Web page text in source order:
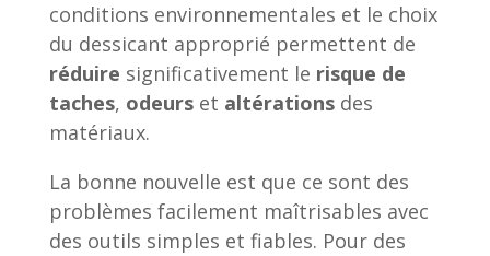
conditions environnementales et le choix
du dessicant approprié permettent de
réduire significativement le risque de
taches, odeurset altérationsdes
matériaux.
La bonne nouvelle est que ce sont des
problèmes facilement maîtrisables avec
des outils simples et fiables. Pour des